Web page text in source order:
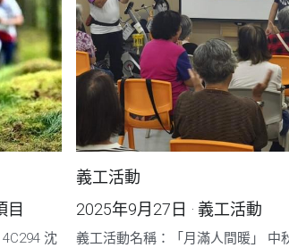
目
沈
義工活動
2025年9月27日 · 義工活動
義工活動名稱：「月滿人間暖」 中